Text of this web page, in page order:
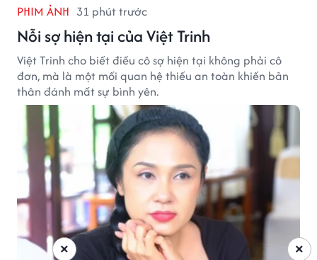
PHIM ẢNH 31 phút trước
Nỗi sợ hiện tại của Việt Trinh
Việt Trinh cho biết điều cô sợ hiện tại không phải cô
đơn, mà là một mối quan hệ thiếu an toàn khiến bản
thân đánh mất sự bình yên.
×
×